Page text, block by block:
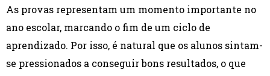
As provas representam um momento importante no
ano escolar, marcando o fim de um ciclo de
aprendizado. Por isso, é natural que os alunos sintam-
se pressionados a conseguir bons resultados, o que